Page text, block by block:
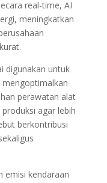
real-time, AI
meningkatkan
digunakan untuk
perawatan alat
agar lebih
berkontribusi
emisi kendaraan